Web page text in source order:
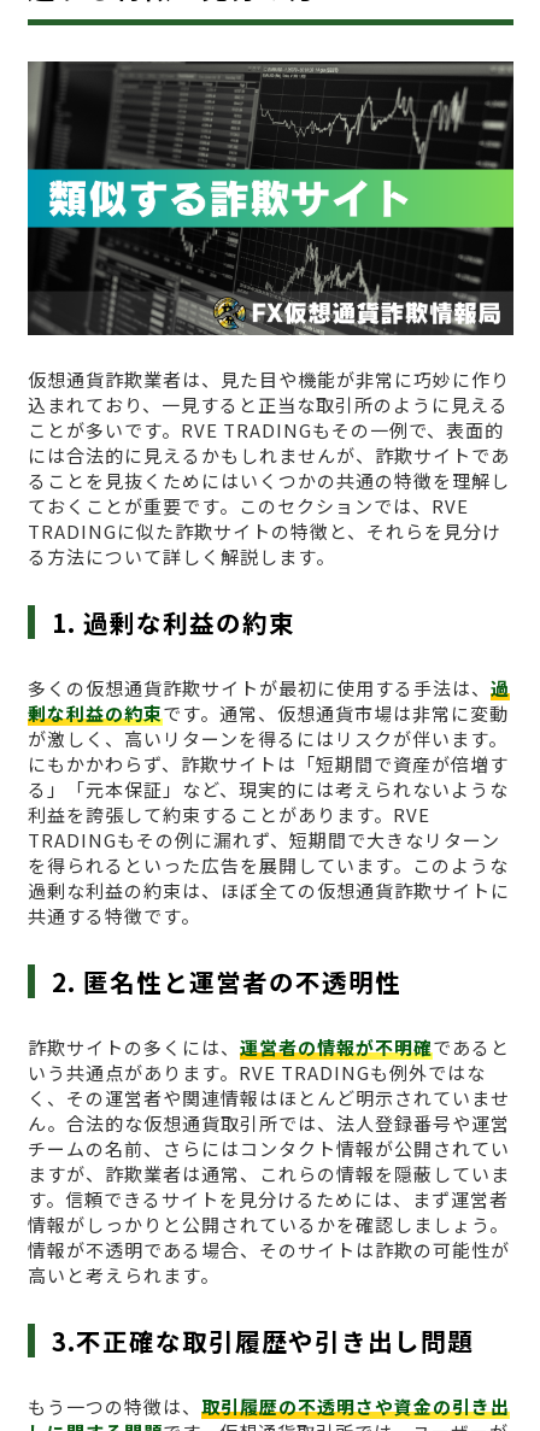
仮想通貨詐欺業者は、見た目や機能が非常に巧妙に作り
込まれており、一見すると正当な取引所のように見える
ことが多いです。RVE TRADINGもその一例で、表面的
には合法的に見えるかもしれませんが、詐欺サイトであ
ることを見抜くためにはいくつかの共通の特徴を理解し
ておくことが重要です。このセクションでは、RVE
TRADINGに似た詐欺サイトの特徴と、それらを見分け
る方法について詳しく解説します。
1. 過剰な利益の約束
多くの仮想通貨詐欺サイトが最初に使用する手法は、 過
剰な利益の約束です。通常、仮想通貨市場は非常に変動
が激しく、高いリターンを得るにはリスクが伴います。
にもかかわらず、詐欺サイトは「短期間で資産が倍増す
る」「元本保証」など、現実的には考えられないような
利益を誇張して約束することがあります。RVE
TRADINGもその例に漏れず、短期間で大きなリターン
を得られるといった広告を展開しています。このような
過剰な利益の約束は、ほぼ全ての仮想通貨詐欺サイトに
共通する特徴です。
2. 匿名性と運営者の不透明性
詐欺サイトの多くには、 運営者の情報が不明確であると
いう共通点があります。RVE TRADINGも例外ではな
く、その運営者や関連情報はほとんど明示されていませ
ん。合法的な仮想通貨取引所では、法人登録番号や運営
チームの名前、さらにはコンタクト情報が公開されてい
ますが、詐欺業者は通常、これらの情報を隠蔽していま
す。信頼できるサイトを見分けるためには、まず運営者
情報がしっかりと公開されているかを確認しましょう。
情報が不透明である場合、そのサイトは詐欺の可能性が
高いと考えられます。
3.不正確な取引履歴や引き出し問題
もう一つの特徴は、 取引履歴の不透明さや資金の引き出